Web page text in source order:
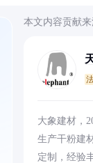
本文内容贡献来
大象建材，
生产干粉建
定制，经验